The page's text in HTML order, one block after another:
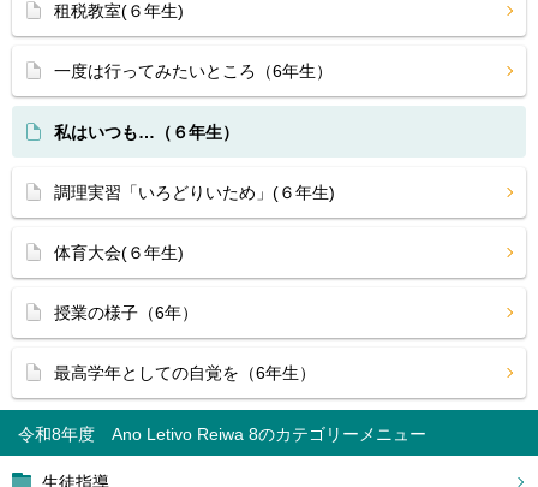
令和8年度 Ano Letivo Reiwa 8
生徒指導
租税教室(６年生)
一度は行ってみたいところ（6年生）
私はいつも…（６年生）
調理実習「いろどりいため」(６年生)
体育大会(６年生)
授業の様子（6年）
最高学年としての自覚を（6年生）